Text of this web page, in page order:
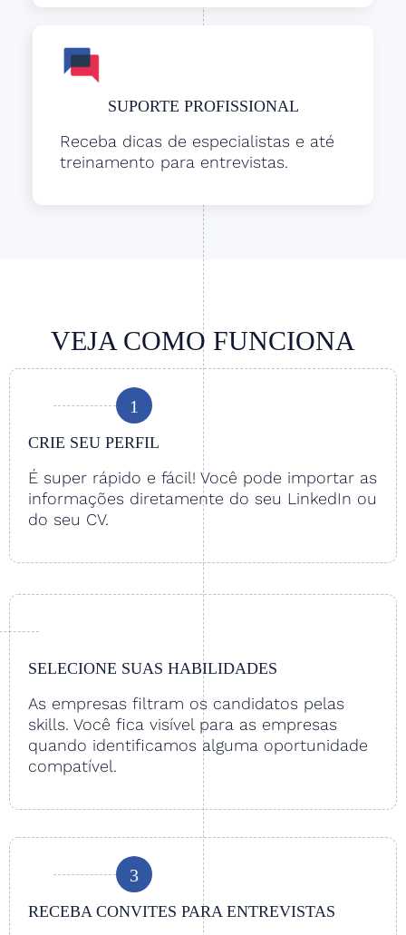
SUPORTE PROFISSIONAL
Receba dicas de especialistas e até
treinamento para entrevistas.
VEJA COMO FUNCIONA
1
CRIE SEU PERFIL
É super rápido e fácil! Você pode importar as
informações diretamente do seu LinkedIn ou
do seu CV.
SELECIONE SUAS HABILIDADES
As empresas filtram os candidatos pelas
skills. Você fica visível para as empresas
quando identificamos alguma oportunidade
compatível.
3
RECEBA CONVITES PARA ENTREVISTAS